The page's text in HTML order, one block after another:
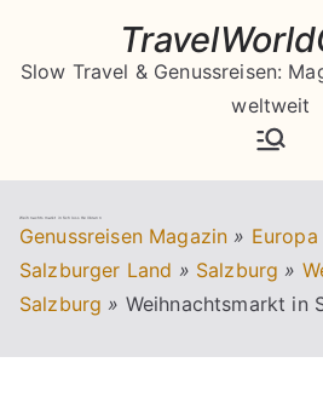
springen
Slow Travel & Genussreisen:
weltweit
Weihnachtsmarkt in Schloss Hellbrunn
Genussreisen Magazin » Europa
Salzburger Land » Salzburg »
Salzburg » Weihnachtsmarkt in